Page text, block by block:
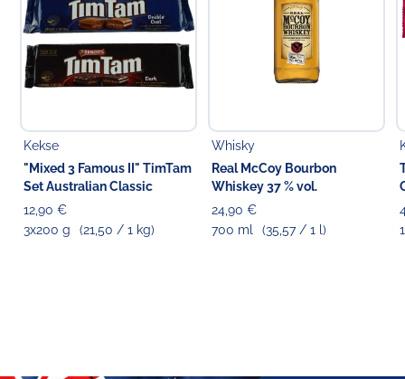
Kekse
"Mixed 3 Famous II" TimTam
Set Australian Classic
12,90 €
3x200 g
(21,50 / 1 kg)
Whisky
Real McCoy Bourbon
Whiskey 37 % vol.
24,90 €
700 ml
(35,57 / 1 l)